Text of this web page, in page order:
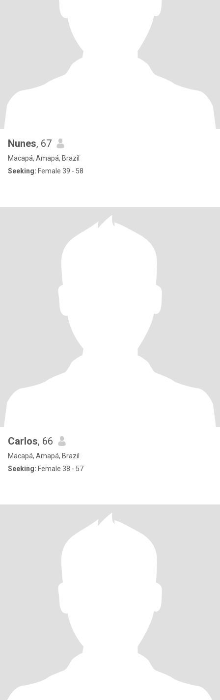
Nunes, 67
Macapá, Amapá, Brazil
Seeking: Female 39 - 58
Carlos, 66
Macapá, Amapá, Brazil
Seeking: Female 38 - 57